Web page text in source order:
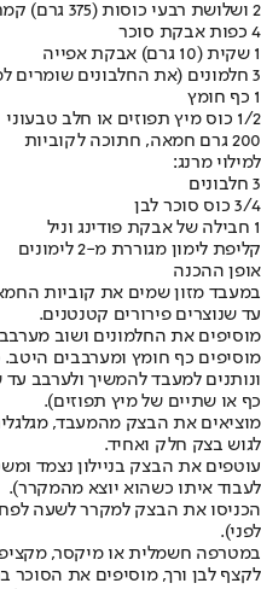
2 ושלושת רבעי כוסות (375 גרם) קמח לבן
4 כפות אבקת סוכר
1 שקית (10 גרם) אבקת אפייה
3 חלמונים (את החלבונים שומרים למרנג)
1 כף חומץ
1/2 כוס מיץ תפוזים או חלב טבעוני
200 גרם חמאה, חתוכה לקוביות
למילוי מרנג:
3 חלבונים
3/4 כוס סוכר לבן
1 חבילה של אבקת פודינג וניל
קליפת לימון מגוררת מ-2 לימונים
אופן ההכנה
במעבד מזון שמים את קוביות
עד שנוצרים פירורים קטנטנים.
מוסיפים את החלמונים ושוב
מוסיפים כף חומץ ומערבבים
ונותנים למעבד להמשיך ולערבב
כף או שתיים של מיץ תפוזים).
מוציאים את הבצק מהמעבד,
לגוש בצק חלק ואחיד.
עוטפים את הבצק בניילון נצמד
לעבוד איתו כשהוא יוצא מהמקרר).
הכניסו את הבצק למקרר לשעה
לפני).
במטרפה חשמלית או מיקסר,
לקצף לבן ורך, מוסיפים את הסוכר